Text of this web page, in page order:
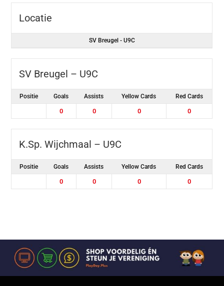
Locatie
SV Breugel - U9C
SV Breugel – U9C
Positie Goals Assists Yellow Cards Red Cards
0 0 0 0
K.Sp. Wijchmaal – U9C
Positie Goals Assists Yellow Cards Red Cards
0 0 0 0